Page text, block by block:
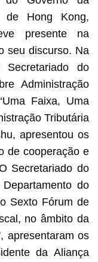
de Hong Kong,
presente na
seu discurso. Na
do
Administração
Faixa, Uma
Tributária
apresentou os
de cooperação e
Secretariado do
do
Sexto Fórum de
no âmbito da
apresentaram os
da Aliança